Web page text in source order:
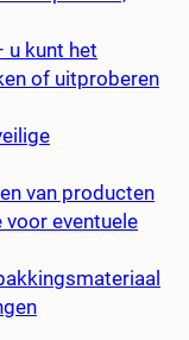
u kunt het
of uitproberen
van producten
eventuele